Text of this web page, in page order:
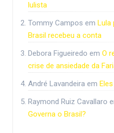
lulista
Tommy Campos em Lula
Brasil recebeu a conta
Debora Figueiredo em O
crise de ansiedade da
André Lavandeira em
Raymond Ruiz Cavallaro
Governa o Brasil?